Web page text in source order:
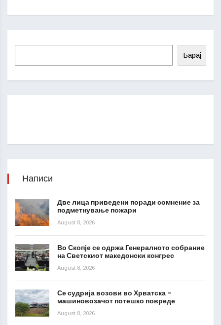
Барај
Написи
Две лица приведени поради сомнение за
подметнување пожари
August 8, 2026
Во Скопје се одржа Генералното собрание
на Светскиот македонски конгрес
August 8, 2026
Се судрија возови во Хрватска –
машиновозачот потешко повреде
August 8, 2026